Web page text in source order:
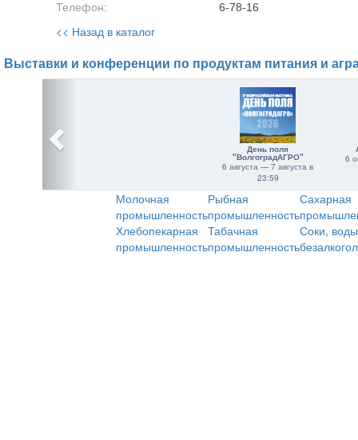
Телефон: 6-78-16
<< Назад в каталог
Выставки и конференции по продуктам питания и
День поля
"ВолгоградАГРО"
6 августа — 7 августа в
23:59
6
Молочная
промышленность
Рыбная
промышленность
Сахарная
Хлебопекарная
промышленность
Табачная
промышленность
Соки,